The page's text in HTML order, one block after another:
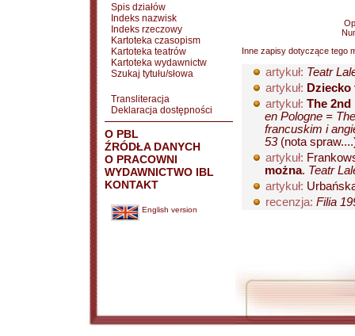
Spis działów
Indeks nazwisk
Indeks rzeczowy
Kartoteka czasopism
Kartoteka teatrów
Kartoteka wydawnictw
Szukaj tytułu/słowa
Transliteracja
Deklaracja dostępności
O PBL
ŹRÓDŁA DANYCH
O PRACOWNI
WYDAWNICTWO IBL
KONTAKT
English version
Inne zapisy dotyczące tego
artykuł: Teatr
artykuł:
artykuł: The
en Pologne =
francuskim i
53(nota
artykuł:
można. Teatr
artykuł:
recenzja: Filia